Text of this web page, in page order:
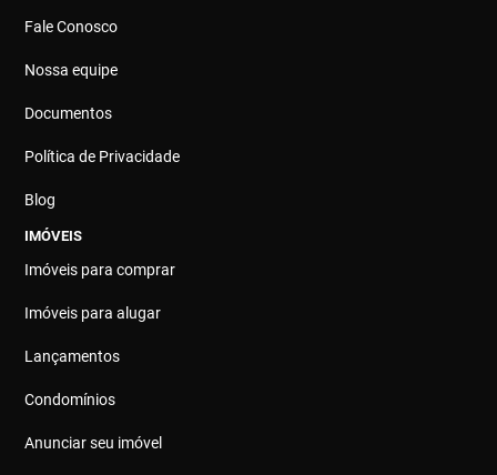
Fale Conosco
Nossa equipe
Documentos
Política de Privacidade
Blog
IMÓVEIS
Imóveis para comprar
Imóveis para alugar
Lançamentos
Condomínios
Anunciar seu imóvel